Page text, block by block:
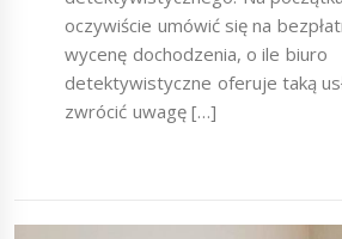
oczywiście umówić się na
wycenę dochodzenia, o ile biuro
detektywistyczne oferuje taką
zwrócić uwagę […]